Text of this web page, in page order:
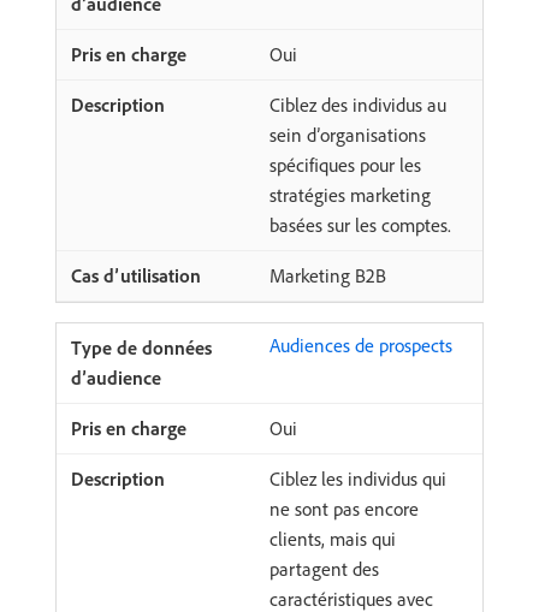
Oui
Ciblez des individus au
sein d’organisations
spécifiques pour les
stratégies marketing
basées sur les comptes.
Marketing B2B
Audiences de prospects ​
Oui
Ciblez les individus qui
ne sont pas encore
clients, mais qui
partagent des
caractéristiques avec